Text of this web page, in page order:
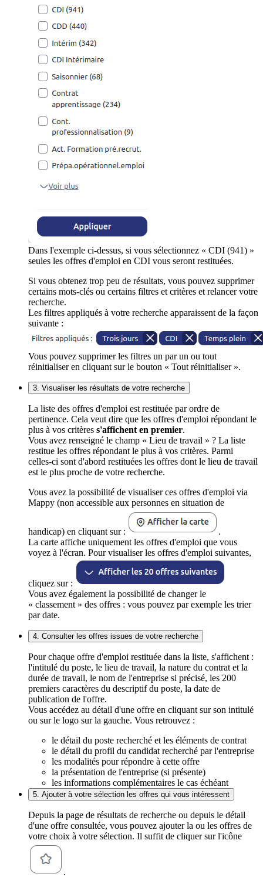
Dans l'exemple ci-dessus, si vous sélectionnez « CDI (941) »
seules les offres d'emploi en CDI vous seront restituées.
Si vous obtenez trop peu de résultats, vous pouvez supprimer
certains mots-clés ou certains filtres et critères et relancer votre
recherche.
Les filtres appliqués à votre recherche apparaissent de la façon
suivante :
Vous pouvez supprimer les filtres un par un ou tout
réinitialiser en cliquant sur le bouton « Tout réinitialiser ».
3. Visualiser les résultats de votre recherche
La liste des offres d'emploi est restituée par ordre de
pertinence. Cela veut dire que les offres d'emploi répondant le
plus à vos critères s'affichent en premier.
Vous avez renseigné le champ « Lieu de travail » ? La liste
restitue les offres répondant le plus à vos critères. Parmi
celles-ci sont d'abord restituées les offres dont le lieu de travail
est le plus proche de votre recherche.
Vous avez la possibilité de visualiser ces offres d'emploi via
Mappy (non accessible aux personnes en situation de
handicap) en cliquant sur :
.
La carte affiche uniquement les offres d'emploi que vous
voyez à l'écran. Pour visualiser les offres d'emploi suivantes,
cliquez sur :
Vous avez également la possibilité de changer le
« classement » des offres : vous pouvez par exemple les trier
par date.
4. Consulter les offres issues de votre recherche
Pour chaque offre d'emploi restituée dans la liste, s'affichent :
l'intitulé du poste, le lieu de travail, la nature du contrat et la
durée de travail, le nom de l'entreprise si précisé, les 200
premiers caractères du descriptif du poste, la date de
publication de l'offre.
Vous accédez au détail d'une offre en cliquant sur son intitulé
ou sur le logo sur la gauche. Vous retrouvez :
le détail du poste recherché et les éléments de contrat
le détail du profil du candidat recherché par l'entreprise
les modalités pour répondre à cette offre
la présentation de l'entreprise (si présente)
les informations complémentaires le cas échéant
5. Ajouter à votre sélection les offres qui vous intéressent
Depuis la page de résultats de recherche ou depuis le détail
d'une offre consultée, vous pouvez ajouter la ou les offres de
votre choix à votre sélection. Il suffit de cliquer sur l'icône
.